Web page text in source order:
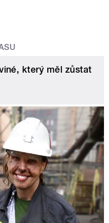
který měl zůstat